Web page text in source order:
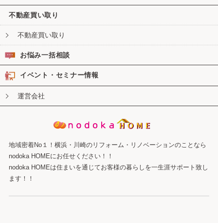
不動産買い取り
不動産買い取り
お悩み一括相談
イベント・セミナー情報
運営会社
地域密着No１！横浜・川崎のリフォーム・リノベーションのことなら
nodoka HOMEにお任せください！！
nodoka HOMEは住まいを通じてお客様の暮らしを一生涯サポート致し
ます！！